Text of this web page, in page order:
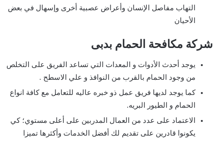
التهاب مفاصل الإنسان وأعراض عصبية أخرى وإسهال في بعض
الأحيان
شركة مكافحة الحمام بدبى
يوجد أحدث الأدوات و المعدات التي تساعد الفريق على التخلص
من وجود الحمام بالقرب من النوافذ و علي الاسطح .
كما يوجد لديها فريق عمل ذو خبره عاليه للتعامل مع كافة انواع
الحمام و الطيور البريه.
الاعتماد على عدد من العمال المدربين على أعلى مستوي؛ كي
يكونوا قادرين على تقديم لك أفضل الخدمات وأكثرها تميزا